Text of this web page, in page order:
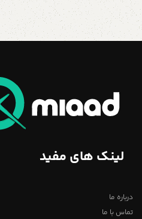
لینک های مفید
درباره ما
تماس با ما